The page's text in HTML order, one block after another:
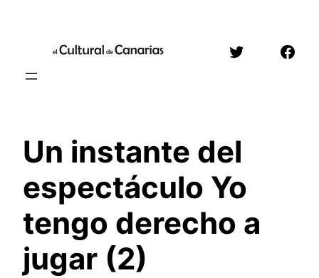
contenido
Twitter
Un instante del
espectáculo Yo
tengo derecho a
jugar (2)